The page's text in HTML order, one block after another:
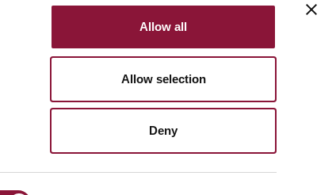
Allow all
Allow selection
Deny
Made withNationBuilder